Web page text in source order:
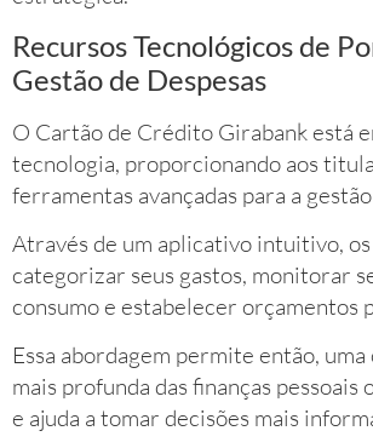
Recursos Tecnológicos de
Gestão de Despesas
O Cartão de Crédito Girabank está
tecnologia, proporcionando aos
ferramentas avançadas para a
Através de um aplicativo intuitivo,
categorizar seus gastos, monitorar
consumo e estabelecer orçamentos
Essa abordagem permite então,
mais profunda das finanças pessoais
e ajuda a tomar decisões mais